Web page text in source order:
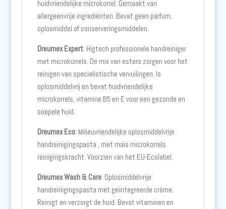
huidvriendelijke microkorrel. Gemaakt van
allergeenvrije ingrediënten. Bevat geen parfum,
oplosmiddel of conserveringsmiddelen.
Dreumex Expert: Higtech professionele handreiniger
met microkorrels. De mix van esters zorgen voor het
reinigen van specialistische vervuilingen. Is
oplosmiddelvrij en bevat huidvriendelijke
microkorrels, vitamine B5 en E voor een gezonde en
soepele huid.
Dreumex Eco: Milieuvriendelijke oplosmiddelvrije
handreinigingspasta , met mais microkorrels
reinigingskracht. Voorzien van het EU-Ecolabel.
Dreumex Wash & Care: Oplosmiddelvrije
handreinigingspasta met geïntegreerde crème.
Reinigt en verzorgt de huid. Bevat vitaminen en